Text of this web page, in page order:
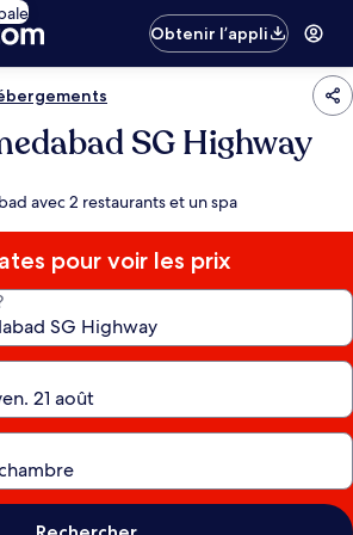
Obtenir l’appli
SG Highway
avec 2 restaurants et un spa
pour voir les prix